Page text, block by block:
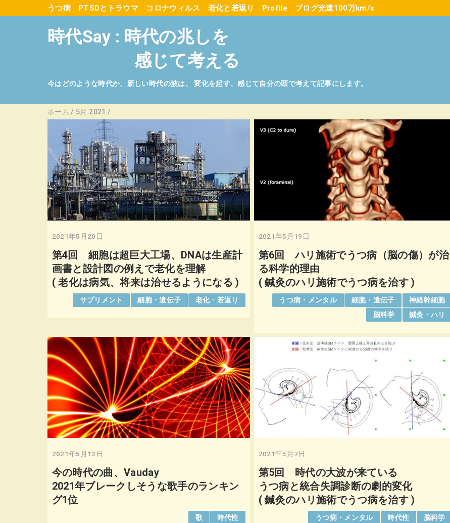
うつ病 PTSDとトラウマ コロナウィルス 老化と若返り Profile ブログ光速100万km/s
時代Say : 時代の兆しを
感じて考える
今はどのような時代か、新しい時代の波は、 変化を起す、感じて自分の頭で考えて記事にします。
ホーム / 5月 2021 /
2021年5月20日
第4回 細胞は超巨大工場、DNAは生産計
画書と設計図の例えで老化を理解
( 老化は病気、将来は治せるようになる )
サプリメント 細胞・遺伝子 老化・若返り
2021年5月19日
第6回 ハリ施術でうつ病（脳の傷）が治
る科学的理由
( 鍼灸のハリ施術でうつ病を治す )
うつ病・メンタル 細胞・遺伝子
神経幹細胞
脳科学
鍼灸・ハリ
2021年5月13日
今の時代の曲、Vauday
2021年ブレークしそうな歌手のランキン
グ1位
歌 時代性
2021年5月7日
第5回 時代の大波が来ている
うつ病と統合失調診断の劇的変化
( 鍼灸のハリ施術でうつ病を治す )
うつ病・メンタル 時代性
脳科学